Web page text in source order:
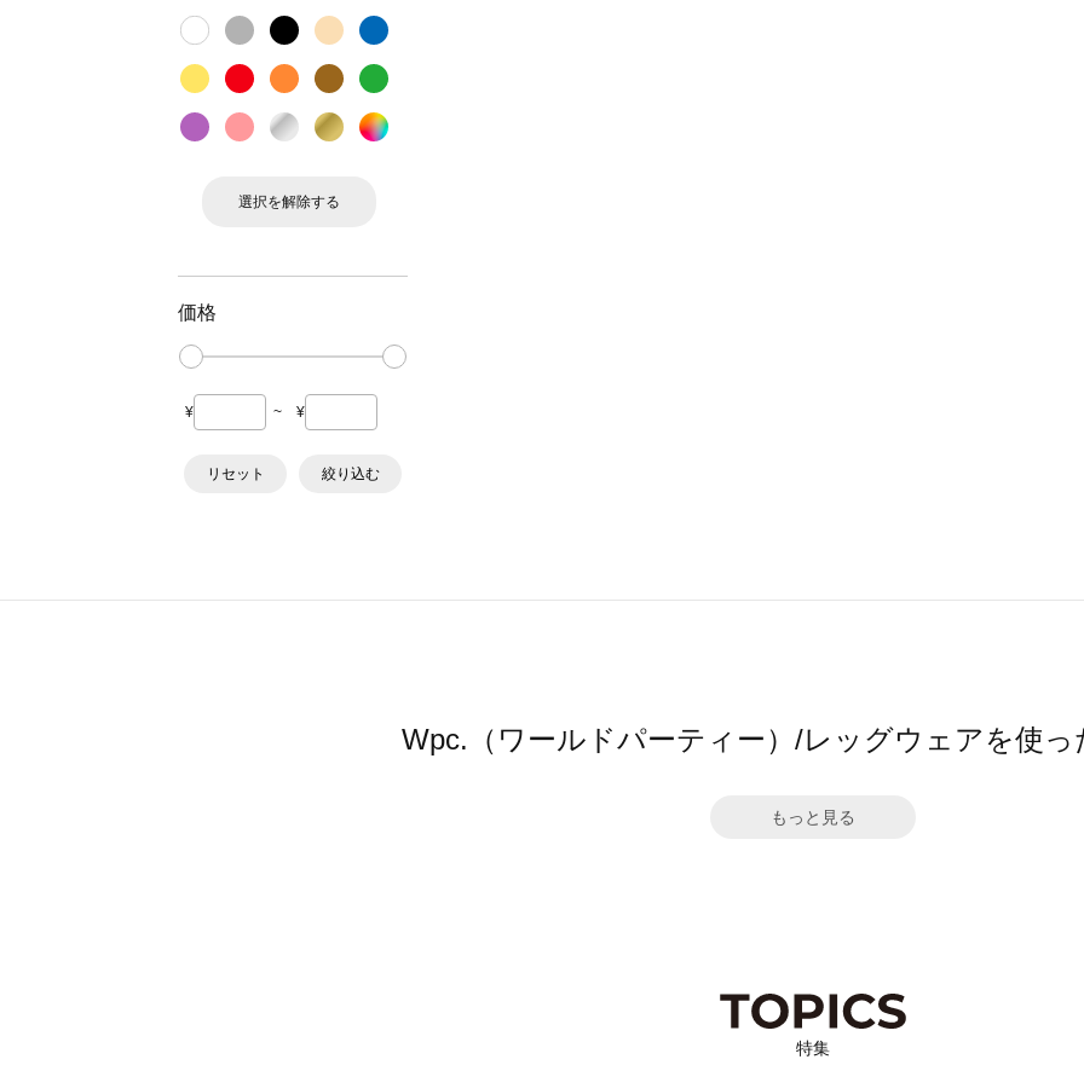
選択を解除する
価格
¥ ~ ¥
リセット 絞り込む
Wpc.（ワールドパーティー）/レッグウェアを使
もっと見る
特集